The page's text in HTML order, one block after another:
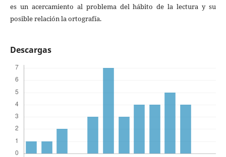
es un acercamiento al problema del hábito de la lectura y su
posible relación la ortografía.
Descargas